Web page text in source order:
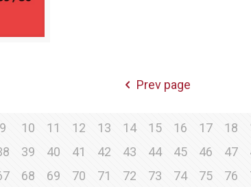
Prev page
9 10 11 12 13 14 15 16 17 18
39 40 41 42 43 44 45 46 47
68 69 70 71 72 73 74 75 76